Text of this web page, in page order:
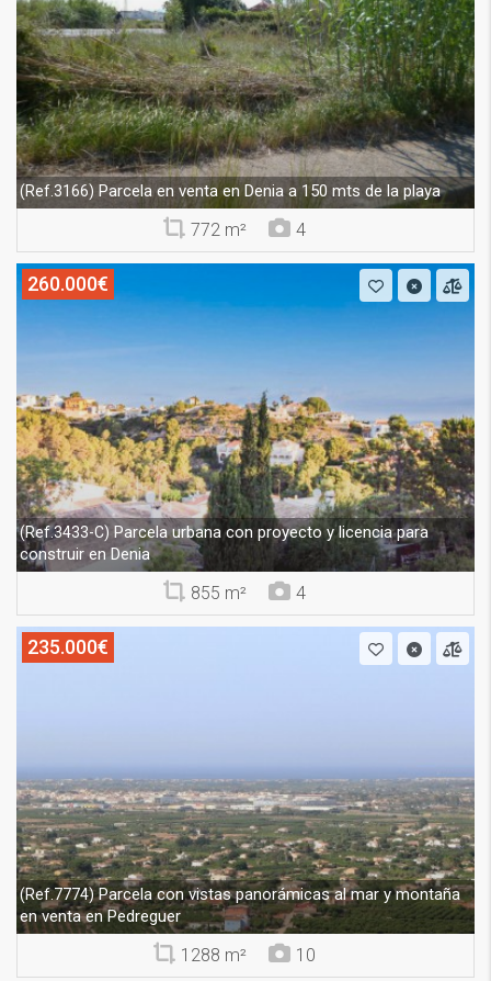
(Ref.3166) Parcela en venta en Denia a 150 mts de la playa
772 m² 4
260.000€
(Ref.3433-C) Parcela urbana con proyecto y licencia para
construir en Denia
855 m² 4
235.000€
(Ref.7774)Parcela con vistas panorámicas al mar y montaña
en venta en Pedreguer
1288 m² 10